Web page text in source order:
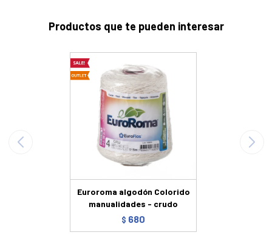
Productos que te pueden interesar
Euroroma algodón Colorido
manualidades - crudo
$ 680